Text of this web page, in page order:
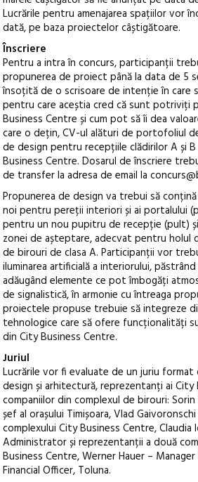
Lucrările pentru amenajarea spațiilor vor
dată, pe baza proiectelor câștigătoare.
Înscriere
Pentru a intra în concurs, participanții
propunerea de proiect până la data de 5
însoțită de o scrisoare de intenție în care
pentru care aceștia cred că sunt potriviți
Business Centre și cum pot să îi dea
care o dețin, CV-ul alături de portofoliul
de design pentru recepțiile clădirilor A și
Business Centre. Dosarul de înscriere
de transfer la adresa de email la
Propunerea de design va trebui să
noi pentru pereții interiori și ai portalului
pentru un nou pupitru de recepție (pult)
zonei de așteptare, adecvat pentru holul
de birouri de clasa A. Participanții vor
iluminarea artificială a interiorului,
adăugând elemente ce pot îmbogăți
de signalistică, în armonie cu întreaga
proiectele propuse trebuie să integreze
tehnologice care să ofere funcționalități
din City Business Centre.
Juriul
Lucrările vor fi evaluate de un juriu
design și arhitectură, reprezentanți ai City
companiilor din complexul de birouri:
șef al orașului Timișoara, Vlad
complexului City Business Centre, Claudia
Administrator și reprezentanții a două
Business Centre, Werner Hauer –
Financial Officer, Toluna.